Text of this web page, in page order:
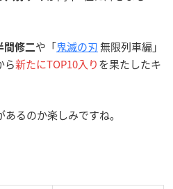
間修二 や「鬼滅の刃無限列車編」
ら新たにTOP10入りを果たしたキ
るのか楽しみですね。